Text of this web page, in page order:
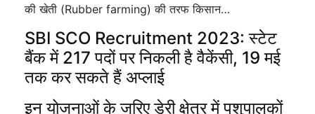
की खेती (Rubber farming) की तरफ किसान…
SBI SCO Recruitment 2023: स्टेट
बैंक में 217 पदों पर निकली है वैकेंसी, 19 मई
तक कर सकते हैं अप्लाई
इन योजनाओं के जरिए डेरी क्षेत्र में पशुपालकों